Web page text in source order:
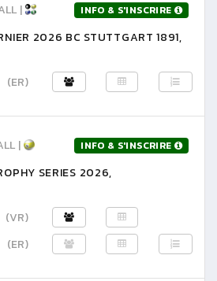
| INFO & S'INSCRIRE
2026 BC STUTTGART 1891,
(ER)
| INFO & S'INSCRIRE
SERIES 2026,
(VR)
(ER)